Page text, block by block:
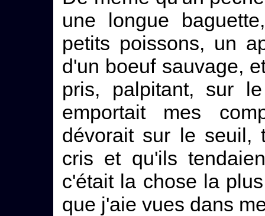
une longue
petits poissons, un
d'un boeuf sauvage,
pris, palpitant, sur
emportait mes
dévorait sur le seuil,
cris et qu'ils
c'était la chose la
que j'aie vues dans